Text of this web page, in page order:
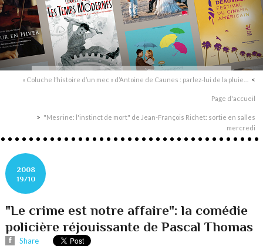
« Coluche l’histoire d’un mec » d’Antoine de Caunes : parlez-lui de la pluie…
Page d'accueil
"Mesrine: l'instinct de mort" de Jean-François Richet: sortie en salles
mercredi
2008
19/10
"Le crime est notre affaire": la comédie
policière réjouissante de Pascal Thomas
Share